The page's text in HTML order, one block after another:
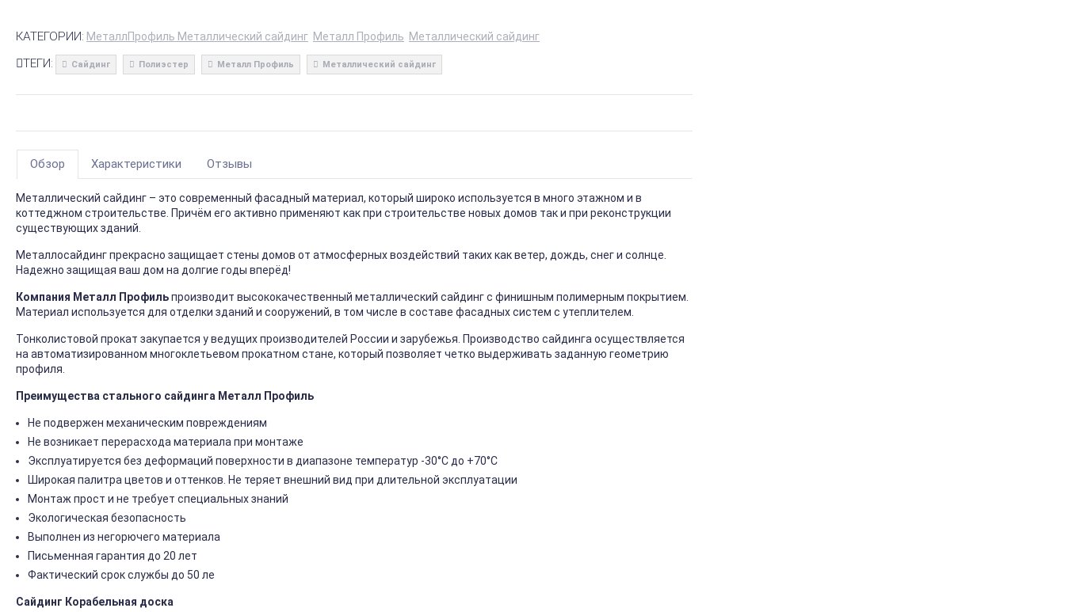
КАТЕГОРИИ: МеталлПрофиль Металлический сайдинг Металл Профиль Металлический сайдинг
ТЕГИ: Сайдинг Полиэстер Металл Профиль Металлический сайдинг
Обзор Характеристики Отзывы
Металлический сайдинг – это современный фасадный материал, который широко используется в много этажном и в
коттеджном строительстве. Причём его активно применяют как при строительстве новых домов так и при реконструкции
существующих зданий.
Металлосайдинг прекрасно защищает стены домов от атмосферных воздействий таких как ветер, дождь, снег и солнце.
Надежно защищая ваш дом на долгие годы вперёд!
Компания Металл Профильпроизводит высококачественный металлический сайдинг с финишным полимерным покрытием.
Материал используется для отделки зданий и сооружений, в том числе в составе фасадных систем с утеплителем.
Тонколистовой прокат закупается у ведущих производителей России и зарубежья. Производство сайдинга осуществляется
на автоматизированном многоклетьевом прокатном стане, который позволяет четко выдерживать заданную геометрию
профиля.
Преимущества стального сайдинга Металл Профиль
Не подвержен механическим повреждениям
Не возникает перерасхода материала при монтаже
Эксплуатируется без деформаций поверхности в диапазоне температур -30°C до +70°C
Широкая палитра цветов и оттенков. Не теряет внешний вид при длительной эксплуатации
Монтаж прост и не требует специальных знаний
Экологическая безопасность
Выполнен из негорючего материала
Письменная гарантия до 20 лет
Фактический срок службы до 50 ле
Сайдинг Корабельная доска